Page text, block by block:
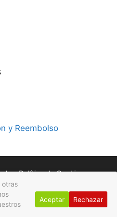
y Reembolso
Política de Cookies
Legales
otras
Aceptar Rechazar